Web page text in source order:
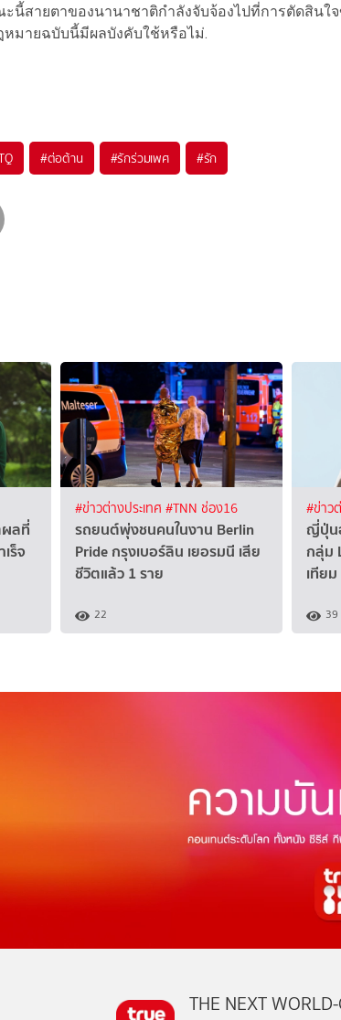
นี้สายตาของนานาชาติกำลังจับจ้องไปที่การตัดสินใ
หมายฉบับนี้มีผลบังคับใช้หรือไม่.
#ต่อต้าน #รักร่วมเพศ #รัก
ผลที่
ร็จ
#ข่าวต่างประเทศ #TNN ช่อง16
รถยนต์พุ่งชนคนในงาน Berlin
Pride กรุงเบอร์ลิน เยอรมนี เสีย
ชีวิตแล้ว 1 ราย
22
#ข่าว
ญี่ปุ่น
กลุ่ม
เทียม
39
THE NEXT